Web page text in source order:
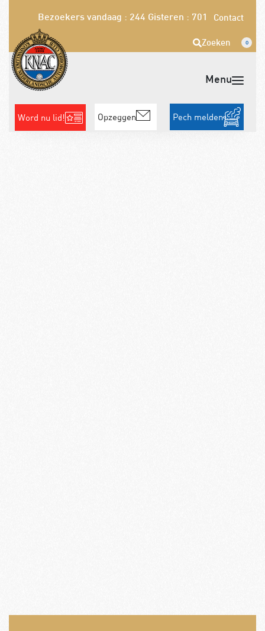
Bezoekers vandaag : 244 Gisteren : 701 Contact
Zoeken 0
Word nu lid! Opzeggen Pech melden